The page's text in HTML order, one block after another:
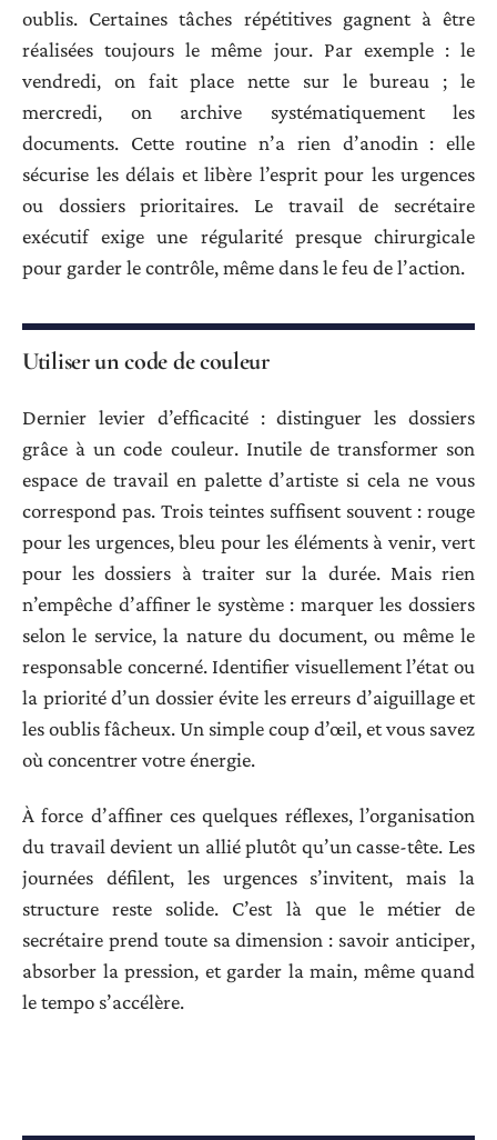
oublis. Certaines tâches répétitives gagnent à être
réalisées toujours le même jour. Par exemple : le
vendredi, on fait place nette sur le bureau ; le
mercredi, on archive systématiquement les
documents. Cette routine n’a rien d’anodin : elle
sécurise les délais et libère l’esprit pour les urgences
ou dossiers prioritaires. Le travail de secrétaire
exécutif exige une régularité presque chirurgicale
pour garder le contrôle, même dans le feu de l’action.
Utiliser un code de couleur
Dernier levier d’efficacité : distinguer les dossiers
grâce à un code couleur. Inutile de transformer son
espace de travail en palette d’artiste si cela ne vous
correspond pas. Trois teintes suffisent souvent : rouge
pour les urgences, bleu pour les éléments à venir, vert
pour les dossiers à traiter sur la durée. Mais rien
n’empêche d’affiner le système : marquer les dossiers
selon le service, la nature du document, ou même le
responsable concerné. Identifier visuellement l’état ou
la priorité d’un dossier évite les erreurs d’aiguillage et
les oublis fâcheux. Un simple coup d’œil, et vous savez
où concentrer votre énergie.
À force d’affiner ces quelques réflexes, l’organisation
du travail devient un allié plutôt qu’un casse-tête. Les
journées défilent, les urgences s’invitent, mais la
structure reste solide. C’est là que le métier de
secrétaire prend toute sa dimension : savoir anticiper,
absorber la pression, et garder la main, même quand
le tempo s’accélère.